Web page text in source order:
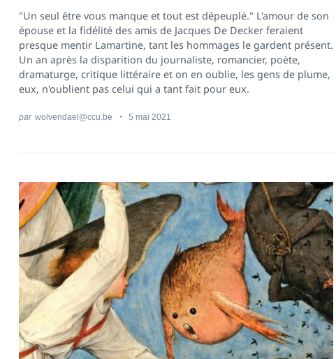
"Un seul être vous manque et tout est dépeuplé." L'amour de son
épouse et la fidélité des amis de Jacques De Decker feraient
presque mentir Lamartine, tant les hommages le gardent présent.
Un an après la disparition du journaliste, romancier, poète,
dramaturge, critique littéraire et on en oublie, les gens de plume,
eux, n'oublient pas celui qui a tant fait pour eux.
par wolvendael@ccu.be 5 mai 2021